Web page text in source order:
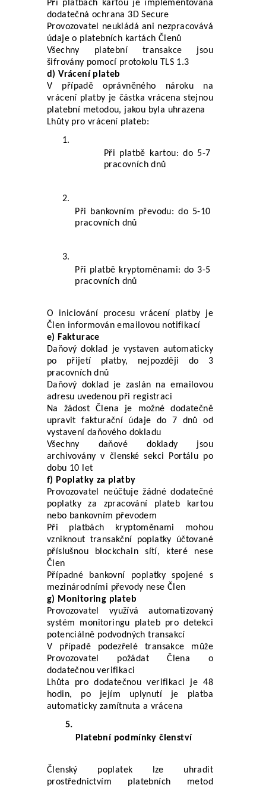
Při platbách kartou je implementována
dodatečná ochrana 3D Secure
Provozovatel neukládá ani nezpracovává
údaje o platebních kartách Členů
Všechny platební transakce jsou
šifrovány pomocí protokolu TLS 1.3
d) Vrácení plateb
V případě oprávněného nároku na
vrácení platby je částka vrácena stejnou
platební metodou, jakou byla uhrazena
Lhůty pro vrácení plateb:
Při platbě kartou: do 5-7
pracovních dnů
Při bankovním převodu: do 5-10
pracovních dnů
Při platbě kryptoměnami: do 3-5
pracovních dnů
O iniciování procesu vrácení platby je
Člen informován emailovou notifikací
e) Fakturace
Daňový doklad je vystaven automaticky
po přijetí platby, nejpozději do 3
pracovních dnů
Daňový doklad je zaslán na emailovou
adresu uvedenou při registraci
Na žádost Člena je možné dodatečně
upravit fakturační údaje do 7 dnů od
vystavení daňového dokladu
Všechny daňové doklady jsou
archivovány v členské sekci Portálu po
dobu 10 let
f) Poplatky za platby
Provozovatel neúčtuje žádné dodatečné
poplatky za zpracování plateb kartou
nebo bankovním převodem
Při platbách kryptoměnami mohou
vzniknout transakční poplatky účtované
příslušnou blockchain sítí, které nese
Člen
Případné bankovní poplatky spojené s
mezinárodními převody nese Člen
g) Monitoring plateb
Provozovatel využívá automatizovaný
systém monitoringu plateb pro detekci
potenciálně podvodných transakcí
V případě podezřelé transakce může
Provozovatel požádat Člena o
dodatečnou verifikaci
Lhůta pro dodatečnou verifikaci je 48
hodin, po jejím uplynutí je platba
automaticky zamítnuta a vrácena
Platební podmínky členství
Členský poplatek lze uhradit
prostřednictvím platebních metod